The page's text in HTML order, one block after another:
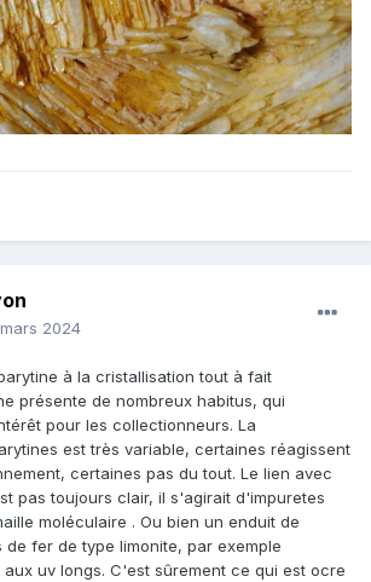
2024
à la cristallisation tout à fait
présente de nombreux habitus, qui
pour les collectionneurs. La
est très variable, certaines réagissent
certaines pas du tout. Le lien avec
pas toujours clair, il s'agirait d'impuretes
moléculaire . Ou bien un enduit de
de fer de type limonite, par exemple
uv longs. C'est sûrement ce qui est ocre